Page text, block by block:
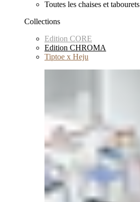
Toutes les chaises et tabourets
Collections
Edition CORE
Edition CHROMA
Tiptoe x Heju